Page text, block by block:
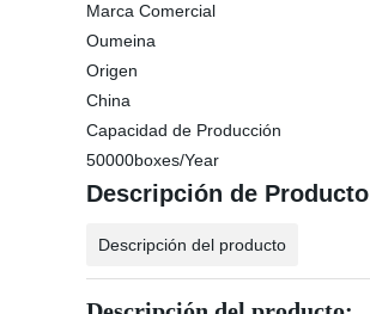
Marca Comercial
Oumeina
Origen
China
Capacidad de Producción
50000boxes/Year
Descripción de Producto
Descripción del producto